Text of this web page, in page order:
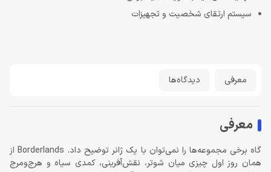
سیستم ارتقای شخصیت و تجهیزات
معرفی دیدگاه‌ها
معرفی
گاه برخی مجموعه‌ها را نمی‌توان با یک ژانر توضیح داد. Borderlands از
همان روز اول چیزی میان شوتر، نقش‌آفرینی، کمدی سیاه و هرج‌ومرج